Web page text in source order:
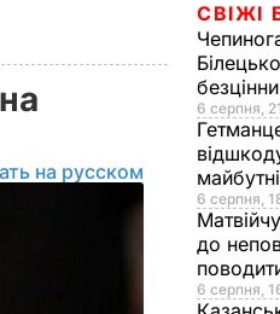
на русском
СВІЖІ
6 серпня,
6 серпня,
до
6 серпня,